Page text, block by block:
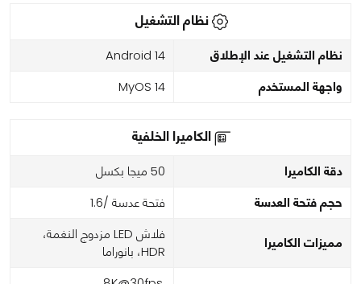
نظام التشغيل
نظام التشغيل عند الإطلاق Android 14
واجهة المستخدم MyOS 14
الكاميرا الخلفية
دقة الكاميرا 50 ميجا بكسل
حجم فتحة العدسة فتحة عدسة /1.6
مميزات الكاميرا
فلاش LED مزدوج النغمة،
HDR، بانوراما